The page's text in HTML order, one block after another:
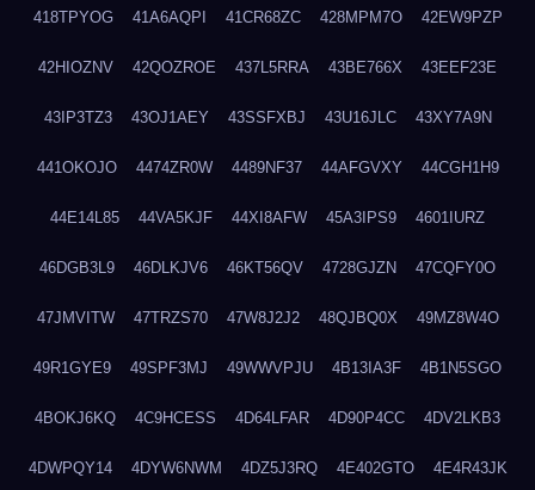
418TPYOG 41A6AQPI 41CR68ZC 428MPM7O 42EW9PZP
42HIOZNV 42QOZROE 437L5RRA 43BE766X 43EEF23E
43IP3TZ3 43OJ1AEY 43SSFXBJ 43U16JLC 43XY7A9N
441OKOJO 4474ZR0W 4489NF37 44AFGVXY 44CGH1H9
44E14L85 44VA5KJF 44XI8AFW 45A3IPS9 4601IURZ
46DGB3L9 46DLKJV6 46KT56QV 4728GJZN 47CQFY0O
47JMVITW 47TRZS70 47W8J2J2 48QJBQ0X 49MZ8W4O
49R1GYE9 49SPF3MJ 49WWVPJU 4B13IA3F 4B1N5SGO
4BOKJ6KQ 4C9HCESS 4D64LFAR 4D90P4CC 4DV2LKB3
4DWPQY14 4DYW6NWM 4DZ5J3RQ 4E402GTO 4E4R43JK